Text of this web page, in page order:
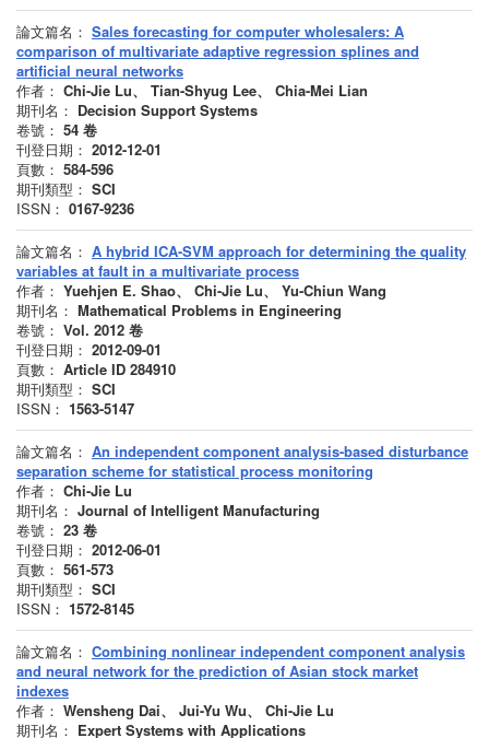
論文篇名： Sales forecasting for computer wholesalers: A
comparison of multivariate adaptive regression splines and
artificial neural networks
作者： Chi-Jie Lu、 Tian-Shyug Lee、 Chia-Mei Lian
期刊名： Decision Support Systems
卷號： 54 卷
刊登日期： 2012-12-01
頁數： 584-596
期刊類型： SCI
ISSN： 0167-9236
論文篇名： A hybrid ICA-SVM approach for determining the quality
variables at fault in a multivariate process
作者： Yuehjen E. Shao、 Chi-Jie Lu、 Yu-Chiun Wang
期刊名： Mathematical Problems in Engineering
卷號： Vol. 2012 卷
刊登日期： 2012-09-01
頁數： Article ID 284910
期刊類型： SCI
ISSN： 1563-5147
論文篇名： An independent component analysis-based disturbance
separation scheme for statistical process monitoring
作者： Chi-Jie Lu
期刊名： Journal of Intelligent Manufacturing
卷號： 23 卷
刊登日期： 2012-06-01
頁數： 561-573
期刊類型： SCI
ISSN： 1572-8145
論文篇名： Combining nonlinear independent component analysis
and neural network for the prediction of Asian stock market
indexes
作者： Wensheng Dai、 Jui-Yu Wu、 Chi-Jie Lu
期刊名： Expert Systems with Applications